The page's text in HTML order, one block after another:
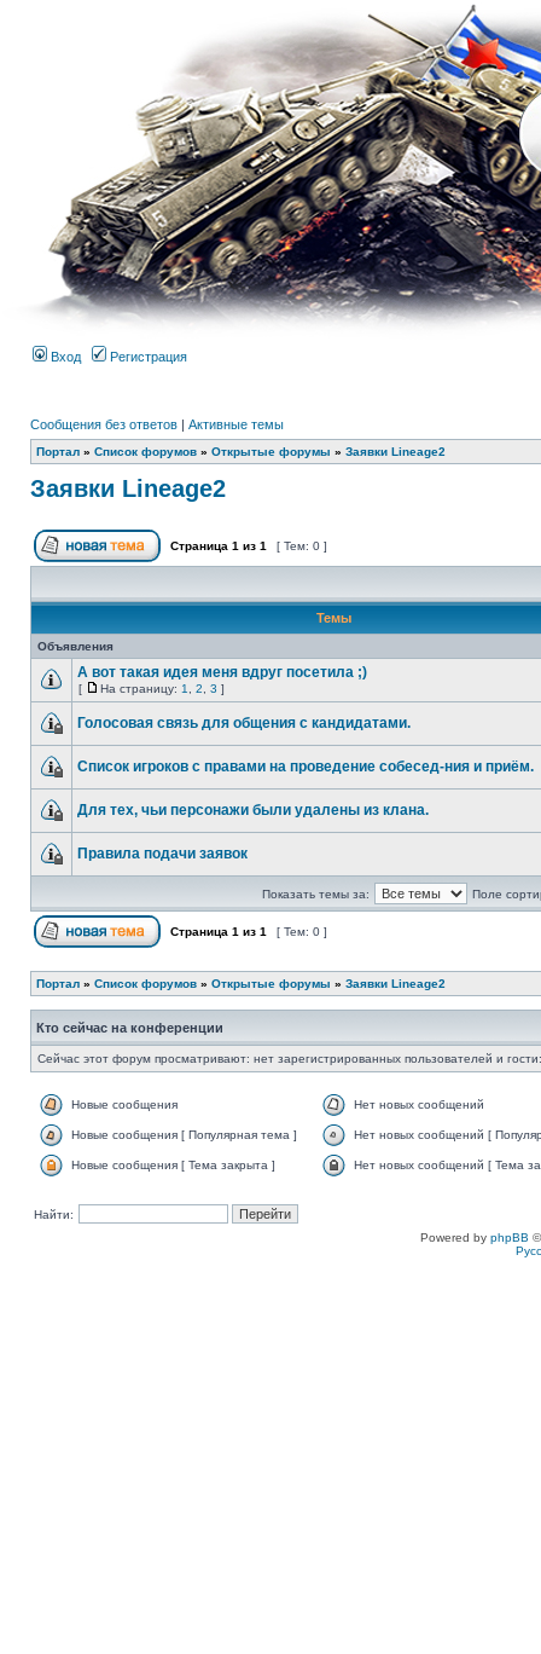
Вход Регистрация
Сообщения без ответов | Активные темы
Портал » Список форумов » Открытые форумы » Заявки Lineage2
Заявки Lineage2
Страница 1 из 1 [ Тем: 0 ]
Темы
Объявления
А вот такая идея меня вдруг посетила ;)
[ На страницу: 1 2 3 ]
Голосовая связь для общения с кандидатами.
Список игроков с правами на проведение собесед-ния и приём.
Для тех, чьи персонажи были удалены из клана.
Правила подачи заявок
Показать темы за: Поле
Страница 1 из 1 [ Тем: 0 ]
Портал » Список форумов » Открытые форумы » Заявки Lineage2
Кто сейчас на конференции
Сейчас этот форум просматривают: нет зарегистрированных пользователей и
Новые сообщения Нет новых сообщений
Новые сообщения [ Популярная тема ] Нет новых сообщений [
Новые сообщения [ Тема закрыта ] Нет новых сообщений [ Тема
Найти:
Powered by phpBB